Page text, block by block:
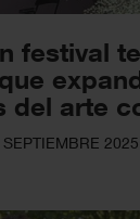
festival
del arte
SEPTIEMBRE 2025